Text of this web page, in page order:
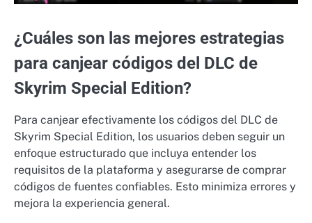
¿Cuáles son las mejores estrategias
para canjear códigos del DLC de
Skyrim Special Edition?
Para canjear efectivamente los códigos del DLC de
Skyrim Special Edition, los usuarios deben seguir un
enfoque estructurado que incluya entender los
requisitos de la plataforma y asegurarse de comprar
códigos de fuentes confiables. Esto minimiza errores y
mejora la experiencia general.